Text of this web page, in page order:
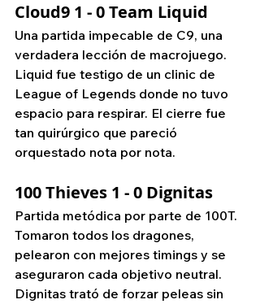
Cloud9 1 - 0 Team Liquid
Una partida impecable de C9, una
verdadera lección de macrojuego.
Liquid fue testigo de un clinic de
League of Legends donde no tuvo
espacio para respirar. El cierre fue
tan quirúrgico que pareció
orquestado nota por nota.
100 Thieves 1 - 0 Dignitas
Partida metódica por parte de 100T.
Tomaron todos los dragones,
pelearon con mejores timings y se
aseguraron cada objetivo neutral.
Dignitas trató de forzar peleas sin